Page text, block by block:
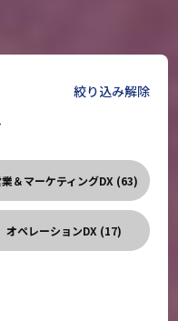
絞り込み解除
業＆マーケティングDX (63)
オペレーションDX (17)